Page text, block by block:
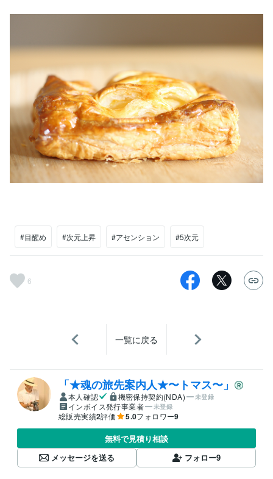
#目醒め #次元上昇 #アセンション #5次元
6
一覧に戻る
「★魂の旅先案内人★〜トマス〜」
本人確認 機密保持契約(NDA) 未登録
インボイス発行事業者 未登録
総販売実績2評価 5.0フォロワー9
無料で見積り相談
メッセージを送る
フォロー9